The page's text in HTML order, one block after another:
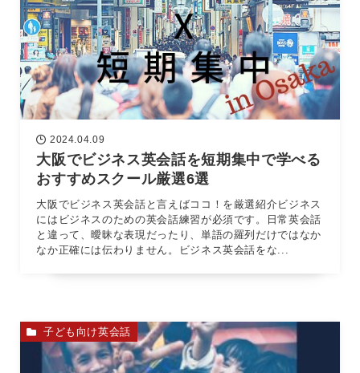
2024.04.09
大阪でビジネス英会話を短期集中で学べる
おすすめスクール厳選6選
大阪でビジネス英会話と言えばココ！を厳選紹介ビジネス
にはビジネスのための英会話練習が必須です。日常英会話
と違って、曖昧な表現だったり、単語の羅列だけではなか
なか正確には伝わりません。ビジネス英会話をな...
子ども向け英会話